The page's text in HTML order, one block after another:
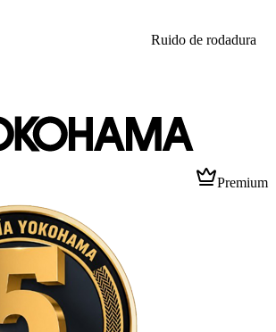
Ruido de rodadura
Premium